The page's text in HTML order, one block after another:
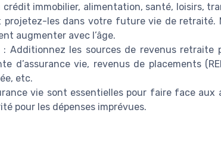
crédit immobilier, alimentation, santé, loisirs,
les dans votre future vie de retraité.
augmenter avec l’âge.
: Additionnez les sources de revenus retraite
d’assurance vie, revenus de placements
etc.
vie sont essentielles pour faire face aux
pour les dépenses imprévues.